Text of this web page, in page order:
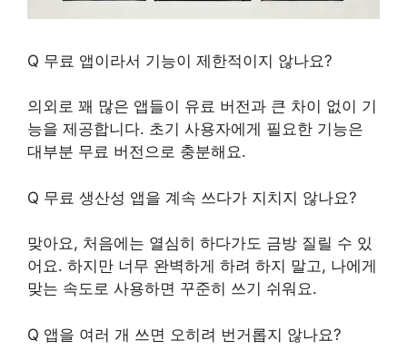
Q 무료 앱이라서 기능이 제한적이지 않나요?
의외로 꽤 많은 앱들이 유료 버전과 큰 차이 없이 기
능을 제공합니다. 초기 사용자에게 필요한 기능은
대부분 무료 버전으로 충분해요.
Q 무료 생산성 앱을 계속 쓰다가 지치지 않나요?
맞아요, 처음에는 열심히 하다가도 금방 질릴 수 있
어요. 하지만 너무 완벽하게 하려 하지 말고, 나에게
맞는 속도로 사용하면 꾸준히 쓰기 쉬워요.
Q 앱을 여러 개 쓰면 오히려 번거롭지 않나요?